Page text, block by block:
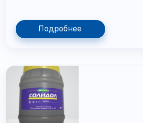
Подробнее